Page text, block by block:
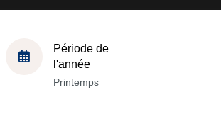
Période de
l'année
Printemps